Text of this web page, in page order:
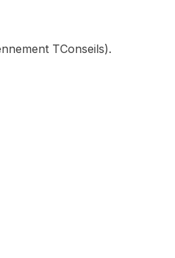
TConseils).